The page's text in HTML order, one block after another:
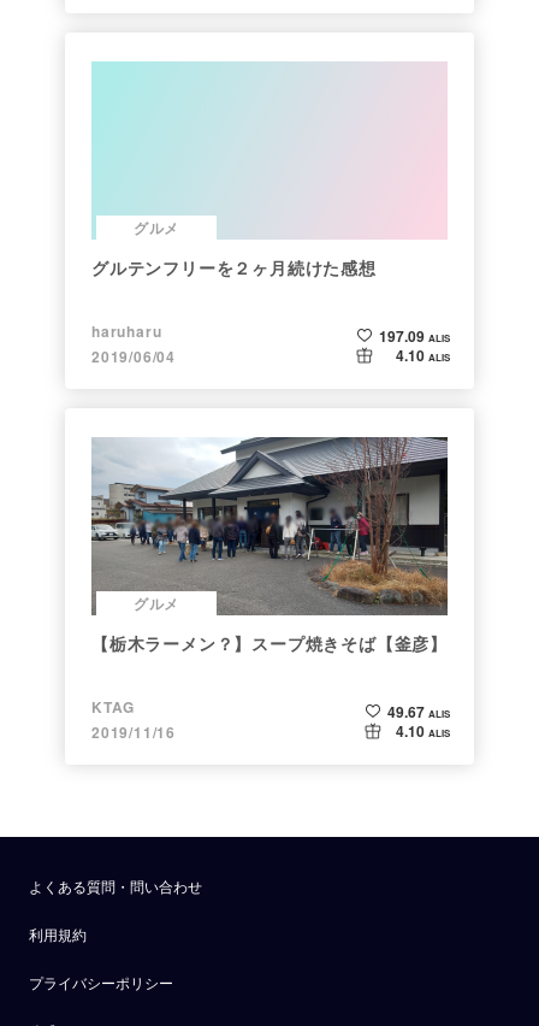
グルメ
グルテンフリーを２ヶ月続けた感想
haruharu
2019/06/04
197.09 ALIS
4.10 ALIS
グルメ
【栃木ラーメン？】スープ焼きそば【釜彦】
KTAG
2019/11/16
49.67 ALIS
4.10 ALIS
よくある質問・問い合わせ
利用規約
プライバシーポリシー